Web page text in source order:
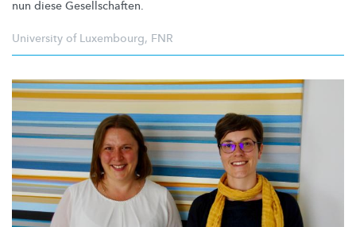
nun diese Gesellschaften.
University of Luxembourg, FNR